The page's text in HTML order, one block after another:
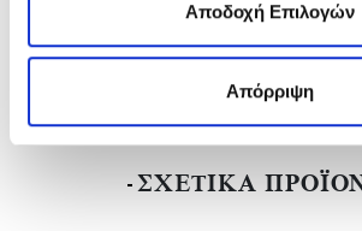
Αποδοχή Επιλογών
Απόρριψη
ΑΠΟΣΤΟΛΕΣ ΚΑΙ ΕΠΙΣΤΡΟΦΕΣ
ΣΧΕΤΙΚΑ